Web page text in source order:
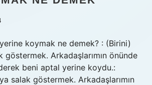
koymak ne demek? : (Birini)
göstermek. Arkadaşlarımın önünde
beni aptal yerine koydu.:
salak göstermek. Arkadaşlarımın